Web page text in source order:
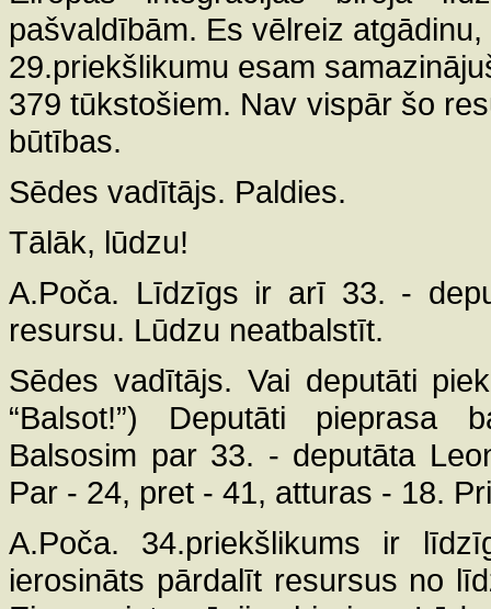
pašvaldībām. Es vēlreiz
29.priekšlikumu esam
379 tūkstošiem. Nav vispār šo
būtības.
Sēdes vadītājs. Paldies.
Tālāk, lūdzu!
A.Poča. Līdzīgs ir arī 33. -
resursu. Lūdzu neatbalstīt.
Sēdes vadītājs. Vai deputāti
“Balsot!”) Deputāti pieprasa
Balsosim par 33. - deputāta
Par - 24, pret - 41, atturas - 18.
A.Poča. 34.priekšlikums ir
ierosināts pārdalīt resursus no